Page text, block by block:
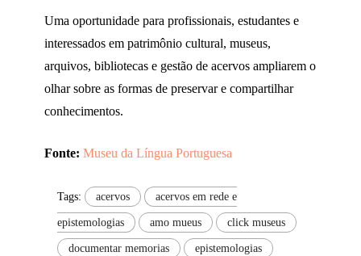
Uma oportunidade para profissionais, estudantes e
interessados em patrimônio cultural, museus,
arquivos, bibliotecas e gestão de acervos ampliarem o
olhar sobre as formas de preservar e compartilhar
conhecimentos.
Fonte: Museu da Língua Portuguesa
Tags: acervos acervos em rede e
epistemologias amo mueus click museus
documentar memorias epistemologias